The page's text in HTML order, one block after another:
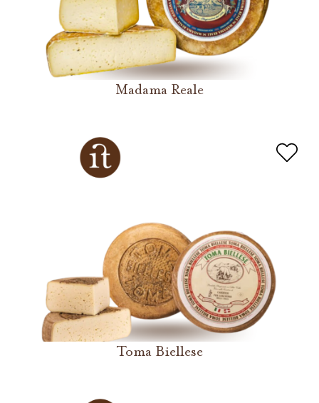
Madama Reale
Toma Biellese